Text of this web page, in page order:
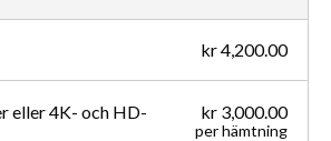
kr 4,200.00
eller 4K- och HD-
kr 3,000.00
per hämtning